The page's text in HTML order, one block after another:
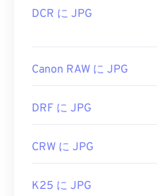
DCR に JPG
Canon RAW に JPG
DRF に JPG
CRW に JPG
K25 に JPG